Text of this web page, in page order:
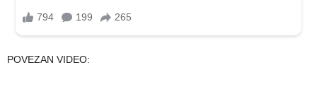
POVEZAN VIDEO: